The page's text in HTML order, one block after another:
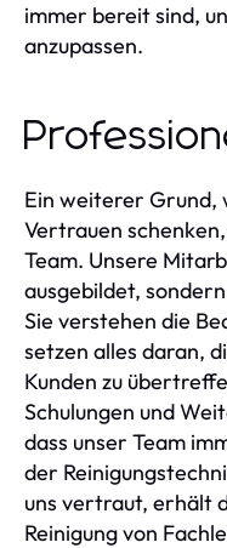
immer bereit sind,
anzupassen.
Ein weiterer Grund,
Vertrauen
Team. Unsere
ausgebildet,
Sie verstehen die
setzen alles daran,
Kunden zu
Schulungen und
dass unser Team
der
uns vertraut, erhält
Reinigung von